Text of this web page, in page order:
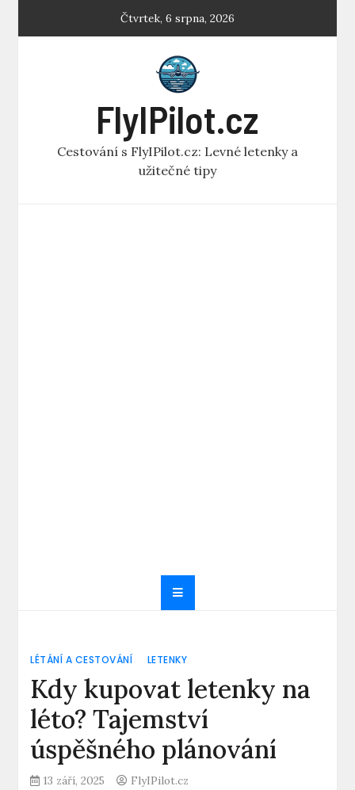
Čtvrtek, 6 srpna, 2026
FlyIPilot.cz
Cestování s FlyIPilot.cz: Levné letenky a
užitečné tipy
LÉTÁNÍ A CESTOVÁNÍ LETENKY
Kdy kupovat letenky na
léto? Tajemství
úspěšného plánování
13 září, 2025 FlyIPilot.cz